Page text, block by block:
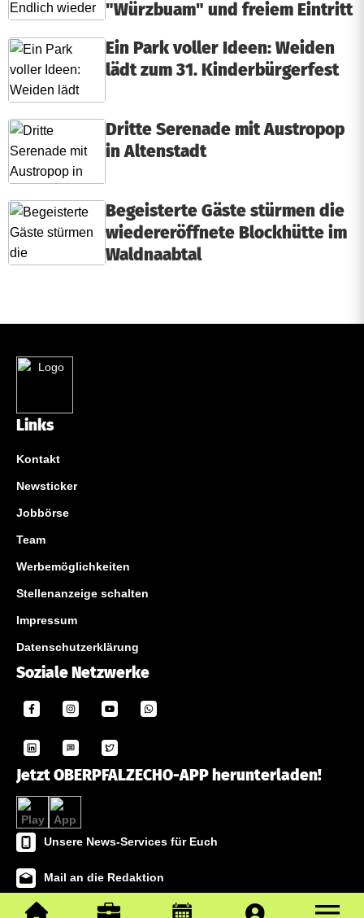
"Würzbuam" und freiem Eintritt
Ein Park voller Ideen: Weiden
lädt zum 31. Kinderbürgerfest
Dritte Serenade mit Austropop
in Altenstadt
Begeisterte Gäste stürmen die
wiedereröffnete Blockhütte im
Waldnaabtal
Links
Kontakt
Newsticker
Jobbörse
Team
Werbemöglichkeiten
Stellenanzeige schalten
Impressum
Datenschutzerklärung
Soziale Netzwerke
Jetzt OBERPFALZECHO-APP herunterladen!
Unsere News-Services für Euch
Mail an die Redaktion